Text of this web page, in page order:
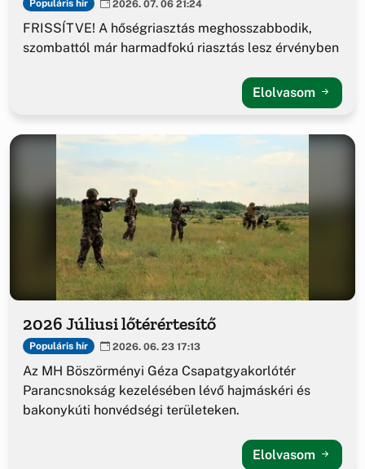
Populáris hír 2026. 07. 06 21:24
FRISSÍTVE! A hőségriasztás meghosszabbodik,
szombattól már harmadfokú riasztás lesz érvényben
Elolvasom
2026 Júliusi lőtérértesítő
Populáris hír 2026. 06. 23 17:13
Az MH Böszörményi Géza Csapatgyakorlótér
Parancsnokság kezelésében lévő hajmáskéri és
bakonykúti honvédségi területeken.
Elolvasom